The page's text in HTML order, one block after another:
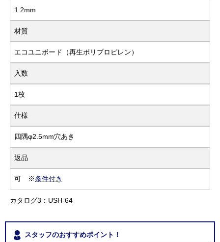
1.2mm
材質
エコユニボード（再生ポリプロピレン）
入数
1枚
仕様
四隅φ2.5mm穴あき
返品
可 ※条件付き
カタログ3：USH-64
スタッフのおすすめポイント！